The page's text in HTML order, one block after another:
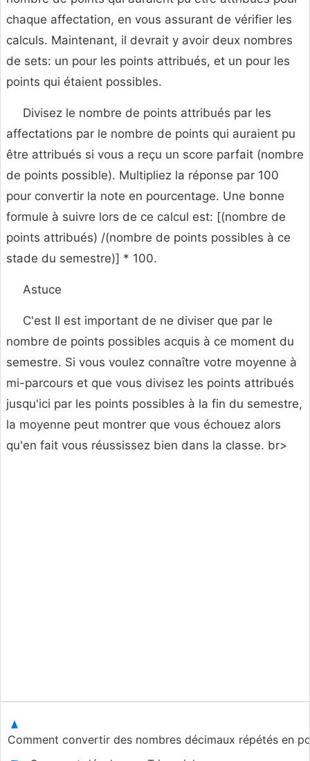
chaque affectation, en vous assurant de vérifier les
calculs. Maintenant, il devrait y avoir deux nombres
de sets: un pour les points attribués, et un pour les
points qui étaient possibles.
Divisez le nombre de points attribués par les
affectations par le nombre de points qui auraient pu
être attribués si vous a reçu un score parfait (nombre
de points possible). Multipliez la réponse par 100
pour convertir la note en pourcentage. Une bonne
formule à suivre lors de ce calcul est: [(nombre de
points attribués) /(nombre de points possibles à ce
stade du semestre)] * 100.
Astuce
C'est Il est important de ne diviser que par le
nombre de points possibles acquis à ce moment du
semestre. Si vous voulez connaître votre moyenne à
mi-parcours et que vous divisez les points attribués
jusqu'ici par les points possibles à la fin du semestre,
la moyenne peut montrer que vous échouez alors
qu'en fait vous réussissez bien dans la classe. br>
Comment convertir des nombres décimaux répétés en